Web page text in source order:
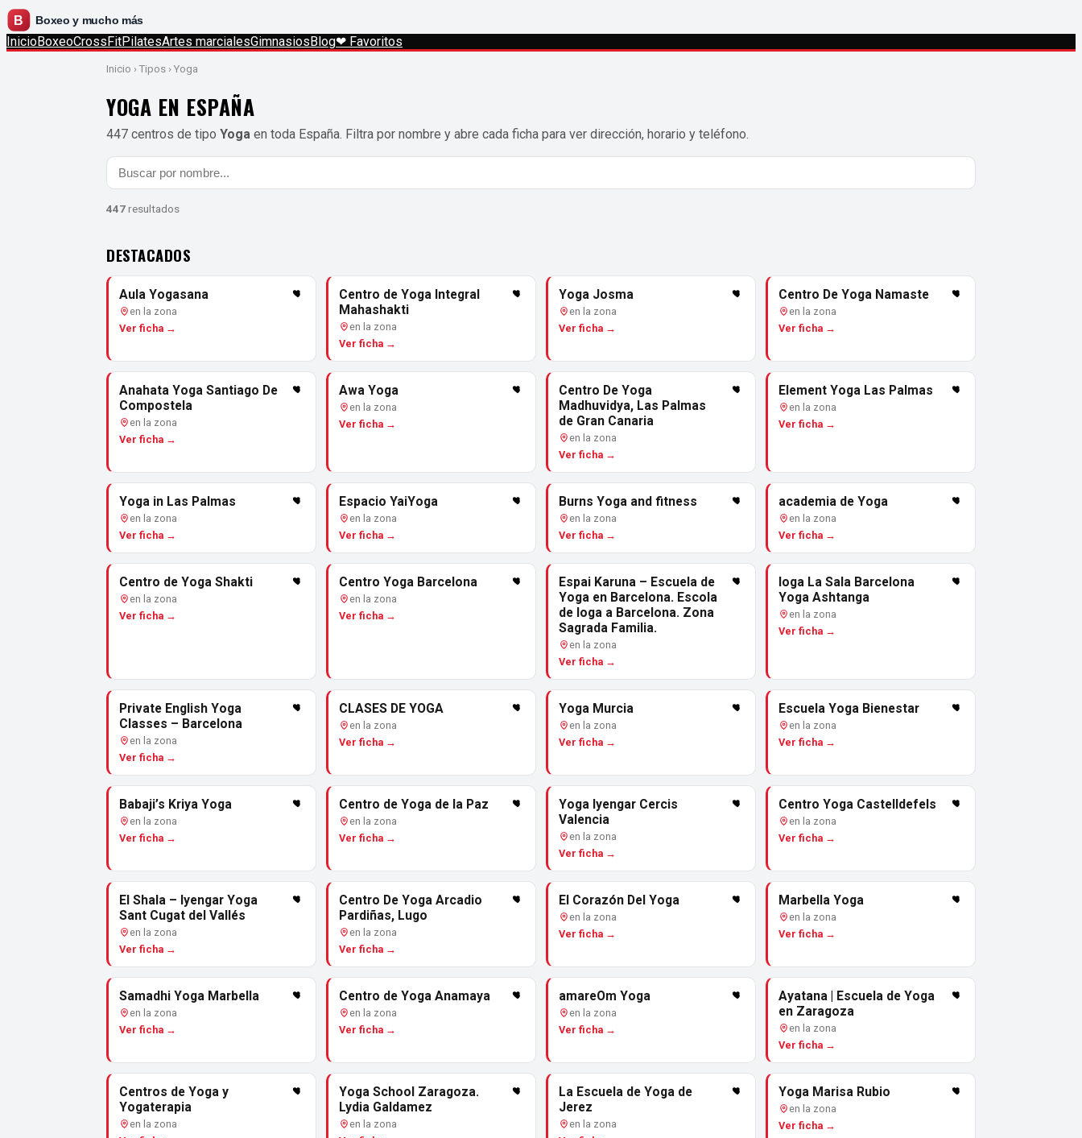
InicioBoxeoCrossFitPilatesArtes marcialesGimnasiosBlog❤ Favoritos
Inicio › Tipos › Yoga
YOGA EN ESPAÑA
447 centros de tipo Yoga en toda España. Filtra por nombre y abre cada ficha para ver dirección, horario y teléfono.
447resultados
DESTACADOS
Aula Yogasana
en la zona
Ver ficha →
Centro de Yoga Integral
Mahashakti
en la zona
Ver ficha →
Yoga Josma
en la zona
Ver ficha →
Centro De Yoga Namaste
en la zona
Ver ficha →
Anahata Yoga Santiago De
Compostela
en la zona
Ver ficha →
Awa Yoga
en la zona
Ver ficha →
Centro De Yoga
Madhuvidya, Las Palmas
de Gran Canaria
en la zona
Ver ficha →
Element Yoga Las Palmas
en la zona
Ver ficha →
Yoga in Las Palmas
en la zona
Ver ficha →
Espacio YaiYoga
en la zona
Ver ficha →
Burns Yoga and fitness
en la zona
Ver ficha →
academia de Yoga
en la zona
Ver ficha →
Centro de Yoga Shakti
en la zona
Ver ficha →
Centro Yoga Barcelona
en la zona
Ver ficha →
Espai Karuna – Escuela de
Yoga en Barcelona. Escola
de Ioga a Barcelona. Zona
Sagrada Familia.
en la zona
Ver ficha →
Ioga La Sala Barcelona
Yoga Ashtanga
en la zona
Ver ficha →
Private English Yoga
Classes – Barcelona
en la zona
Ver ficha →
CLASES DE YOGA
en la zona
Ver ficha →
Yoga Murcia
en la zona
Ver ficha →
Escuela Yoga Bienestar
en la zona
Ver ficha →
Babaji’s Kriya Yoga
en la zona
Ver ficha →
Centro de Yoga de la Paz
en la zona
Ver ficha →
Yoga Iyengar Cercis
Valencia
en la zona
Ver ficha →
Centro Yoga Castelldefels
en la zona
Ver ficha →
El Shala – Iyengar Yoga
Sant Cugat del Vallés
en la zona
Ver ficha →
Centro De Yoga Arcadio
Pardiñas, Lugo
en la zona
Ver ficha →
El Corazón Del Yoga
en la zona
Ver ficha →
Marbella Yoga
en la zona
Ver ficha →
Samadhi Yoga Marbella
en la zona
Ver ficha →
Centro de Yoga Anamaya
en la zona
Ver ficha →
amareOm Yoga
en la zona
Ver ficha →
Ayatana | Escuela de Yoga
en Zaragoza
en la zona
Ver ficha →
Centros de Yoga y
Yogaterapia
en la zona
Yoga School Zaragoza.
Lydia Galdamez
en la zona
La Escuela de Yoga de
Jerez
en la zona
Yoga Marisa Rubio
en la zona
Ver ficha →